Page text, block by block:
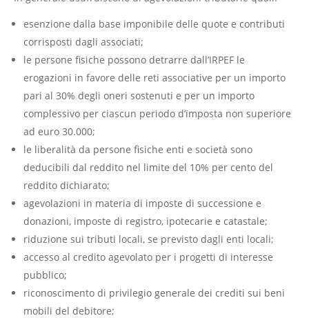
esenzione dalla base imponibile delle quote e contributi
corrisposti dagli associati;
le persone fisiche possono detrarre dall’IRPEF le
erogazioni in favore delle reti associative per un importo
pari al 30% degli oneri sostenuti e per un importo
complessivo per ciascun periodo d’imposta non superiore
ad euro 30.000;
le liberalità da persone fisiche enti e società sono
deducibili dal reddito nel limite del 10% per cento del
reddito dichiarato;
agevolazioni in materia di imposte di successione e
donazioni, imposte di registro, ipotecarie e catastale;
riduzione sui tributi locali, se previsto dagli enti locali;
accesso al credito agevolato per i progetti di interesse
pubblico;
riconoscimento di privilegio generale dei crediti sui beni
mobili del debitore;